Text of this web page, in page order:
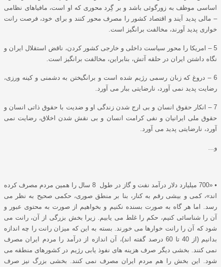
اساسی موظف به زورگوئی باشد و بر گِرد محوری که او است، مافیاهای نظامی
– مالی پدید آیند و اقتصاد کشور را مصرف محور کنند و برای خود، فرصت رانت
خواری پدید آورند، مخالفت برانگیز است.
5 – امریکا را محور سیاست داخلی و خارجی کشور کردن، ناقض استقلال ایران و
نگاه داشتن ایران در حلقه آتش، بنابراین، مخالفت برانگیز است.
6 – دروغ که زبان رسمی رﮊیم شده است و برانگیختن به دشمنی و کینه ورزی،
رضایت پدید نمی آورد، نارضایتی ببار می آورد.
7 – انکار حقوق انسان و بی ارج شدن زندگی او و ضدیت با حقوق ذاتی انسان و
حقوق ملی ایرانیان و نفی کرامت انسان و بی نقش شدن اخلاق، رضایت نمی
آورد، نارضایتی پدید می آورد.
و...
• «700 میلیارد دلار درآمد نفت و گاز در طول 8 سال را همین مردم مصرف کرده
اند»، کمی و بیشی رقم به کنار، بنا بر منطق صوری، حکمی صحیح به نظر می
رسد. اما هر گاه به صورت بسنده نکنیم و بخواهیم از صورت به محتوی عبور و
آن را شناسائی کنیم، حکم را غلط می یابیم. زیرا بخش بزرگی از آن، رانت می
شود که آن را رانت خوارها می خورند. بسته به این که میزان رانت را چه اندازه
بدانیم (از 40 تا 60 درصد گفته اند)، آن اندازه از درآمد را مردم ایران مصرف
نمی کنند. بخشی دیگر صرف هزینه های نفوذ یابی رﮊیم در کشورهای منطقه می
شود. این بخش را هم مردم ایران مصرف نمی کنند. بخشی بزرگ نیز صرف